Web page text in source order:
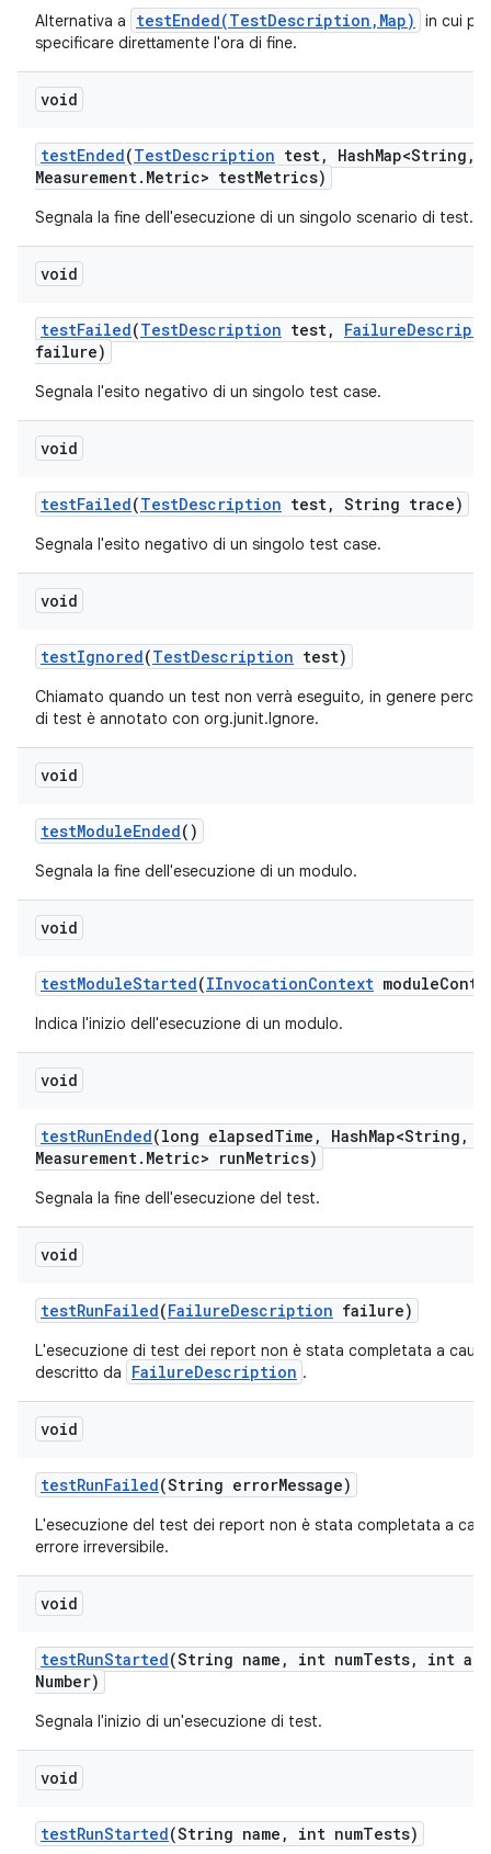
Alternativa a testEnded(TestDescription,Map)
in cui
specificare direttamente l'ora di fine.
void
testEnded(TestDescription test, HashMap<String ,
Measurement. Metric> testMetrics)
Segnala la fine dell'esecuzione di un singolo scenario di test.
void
testFailed(TestDescription test, Failure
failure)
Segnala l'esito negativo di un singolo test case.
void
testFailed(TestDescription test, String trace)
Segnala l'esito negativo di un singolo test case.
void
testIgnored(TestDescription test)
Chiamato quando un test non verrà eseguito, in genere
di test è annotato con org.junit.Ignore.
void
testModuleEnded()
Segnala la fine dell'esecuzione di un modulo.
void
testModuleStarted(IInvocationContext module
Indica l'inizio dell'esecuzione di un modulo.
void
testRunEnded(long elapsedTime , HashMap<String ,
Measurement. Metric> runMetrics)
Segnala la fine dell'esecuzione del test.
void
testRunFailed(FailureDescription failure)
L'esecuzione di test dei report non è stata completata a
descritto da
FailureDescription .
void
testRunFailed(String errorMessage)
L'esecuzione del test dei report non è stata completata a
errore irreversibile.
void
testRunStarted(String name , int numTests,
int
Number)
Segnala l'inizio di un'esecuzione di test.
void
testRunStarted(String name , int numTests)